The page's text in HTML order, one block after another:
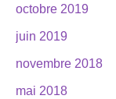
octobre 2019
juin 2019
novembre 2018
mai 2018